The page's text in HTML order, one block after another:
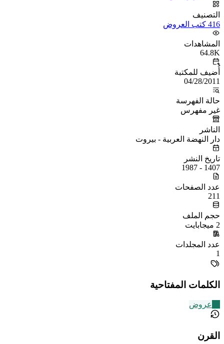
التصنيف
416 كتب العروض
المشاهدات
64.8K
أُضيف للمكتبة
04/28/2011
حالة الفهرسة
غير مفهرس
الناشر
دار النهضة العربية - بيروت
تاريخ النشر
1407 - 1987
عدد الصفحات
211
حجم الملف
2 ميجابايت
عدد المجلدات
1
الكلمات المفتاحية
عروض
القرن